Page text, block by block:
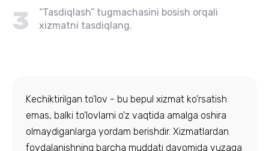
3
“Tasdiqlash” tugmachasini bosish orqali
xizmatni tasdiqlang.
Kechiktirilgan to'lov - bu bepul xizmat ko'rsatish
emas, balki to'lovlarni o'z vaqtida amalga oshira
olmaydiganlarga yordam berishdir. Xizmatlardan
foydalanishning barcha muddati davomida yuzaga